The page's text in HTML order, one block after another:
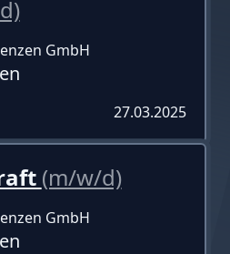
GmbH
27.03.2025
(m/w/d)
GmbH